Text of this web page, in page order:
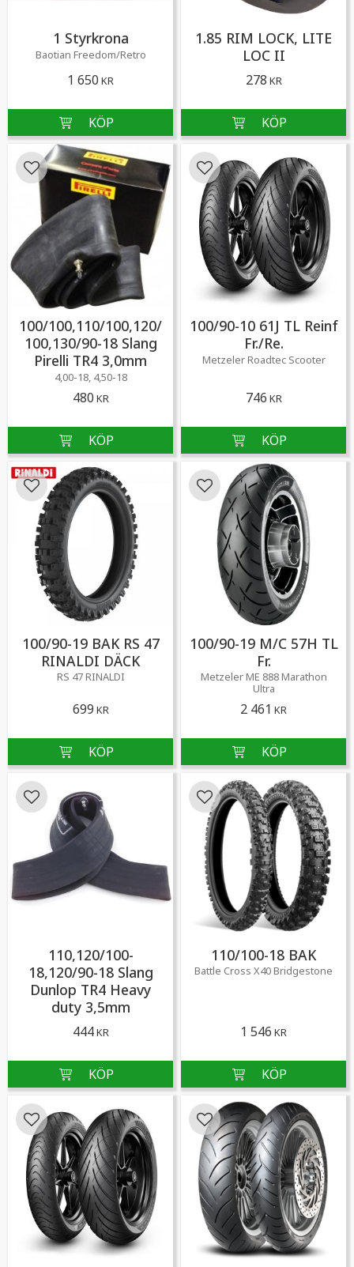
1 Styrkrona
Baotian Freedom/Retro
1 650 KR
1.85 RIM LOCK, LITE
LOC II
278 KR
100/100,110/100,120/
100,130/90-18 Slang
Pirelli TR4 3,0mm
4,00-18, 4,50-18
480 KR
Lägg till i favoriter
100/90-10 61J TL Reinf
Fr./Re.
Metzeler Roadtec Scooter
746 KR
Lägg till i favoriter
100/90-19 BAK RS 47
RINALDI DÄCK
RS 47 RINALDI
699 KR
Lägg till i favoriter
100/90-19 M/C 57H TL
Fr.
Metzeler ME 888 Marathon
Ultra
2 461 KR
Lägg till i favoriter
110,120/100-
18,120/90-18 Slang
Dunlop TR4 Heavy
duty 3,5mm
444KR
Lägg till i favoriter
110/100-18 BAK
Battle Cross X40 Bridgestone
1 546 KR
Lägg till i favoriter
Lägg till i favoriter Lägg till i favoriter